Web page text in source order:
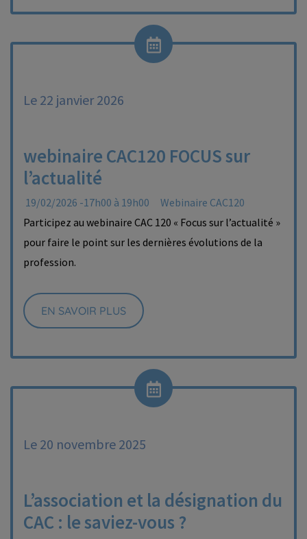
Le 22 janvier 2026
webinaire CAC120 FOCUS sur
l’actualité
19/02/2026 -17h00 à 19h00
Webinaire CAC120
Participez au webinaire CAC 120 « Focus sur l’actualité »
pour faire le point sur les dernières évolutions de la
profession.
EN SAVOIR PLUS
Le 20 novembre 2025
L’association et la désignation du
CAC : le saviez-vous ?